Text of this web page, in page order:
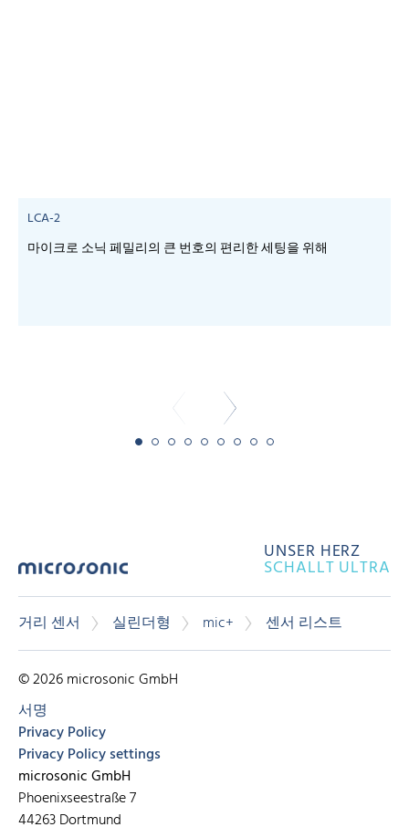
LCA-2
마이크로 소닉 페밀리의 큰 번호의 편리한 세팅을 위해
UNSER HERZ
SCHALLT ULTRA
거리 센서 실린더형 mic+ 센서 리스트
© 2026 microsonic GmbH
서명
Privacy Policy
Privacy Policy settings
microsonic GmbH
Phoenixseestraße 7
44263 Dortmund